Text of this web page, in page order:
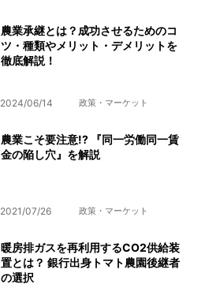
農業承継とは？成功させるためのコ
ツ・種類やメリット・デメリットを
徹底解説！
2024/06/14 政策・マーケット
農業こそ要注意!? 『同一労働同一賃
金の陥し穴』を解説
2021/07/26 政策・マーケット
暖房排ガスを再利用するCO2供給装
置とは？ 銀行出身トマト農園後継者
の選択